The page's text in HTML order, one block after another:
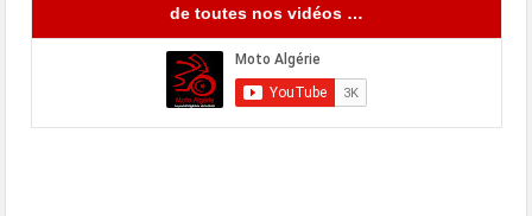
de toutes nos vidéos …